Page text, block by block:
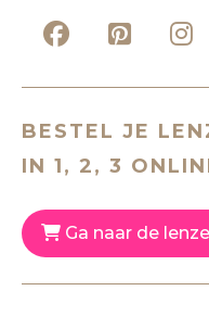
BESTEL JE
IN 1, 2, 3
Ga naar de